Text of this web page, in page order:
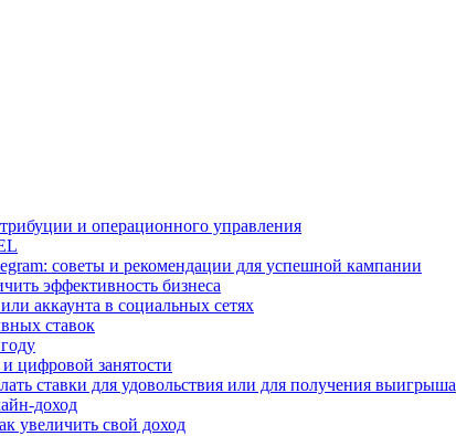
и операционного управления
советы и рекомендации для успешной кампании
эффективность бизнеса
аккаунта в социальных сетях
ставок
цифровой занятости
ставки для удовольствия или для получения выигрыша
доход
увеличить свой доход